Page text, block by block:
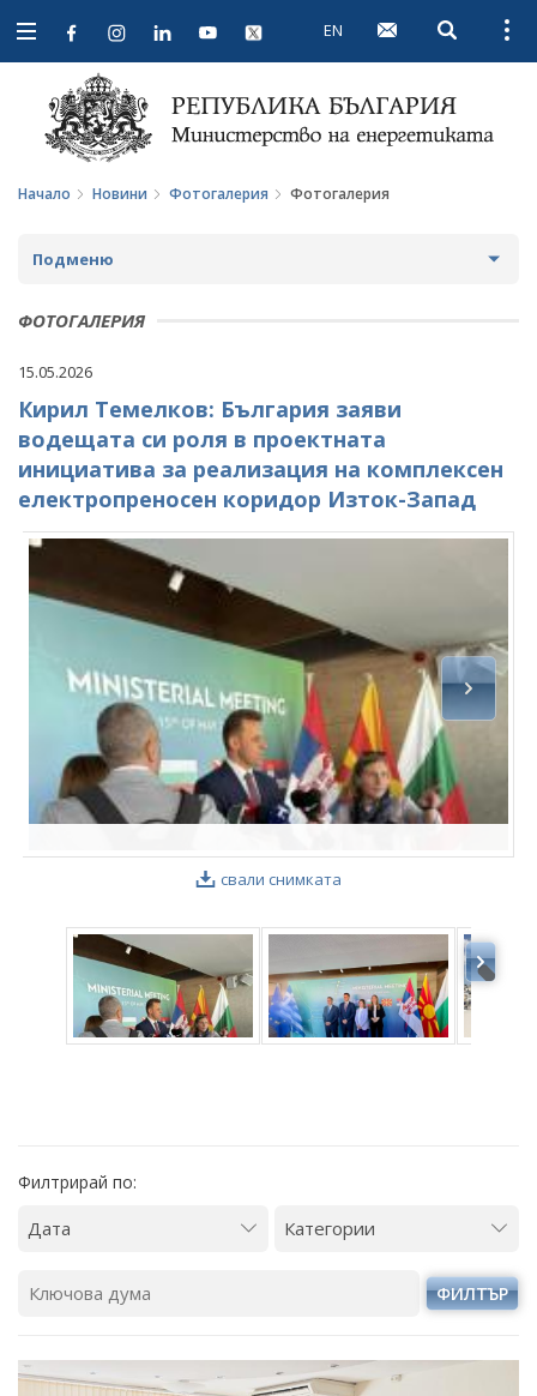
Open
navigation
EN Open
Начало Новини Фотогалерия Фотогалерия
Подменю
НОВИНИ
ПРЕДСТОЯЩИ СЪБИТИЯ
ЗА ОБЩЕСТВЕНО ОБСЪЖДАНЕ
ПРОЕКТИ ЗА ОБЩЕСТВЕНО ОБСЪЖДАНЕ
ЗАВЪРШИЛИ ПРОЦЕДУРИ ЗА ОБЩЕСТВЕНО
ИНТЕРВЮТА
ПАРЛАМЕНТАРЕН КОНТРОЛ
ФОТОГАЛЕРИЯ
ВИДЕОГАЛЕРИЯ
ФОТОГАЛЕРИЯ
15.05.2026
Кирил Темелков: България заяви
водещата си роля в проектната
инициатива за реализация на комплексен
електропреносен коридор Изток-Запад
свали снимката
Филтрирай по:
ФИЛТЪР